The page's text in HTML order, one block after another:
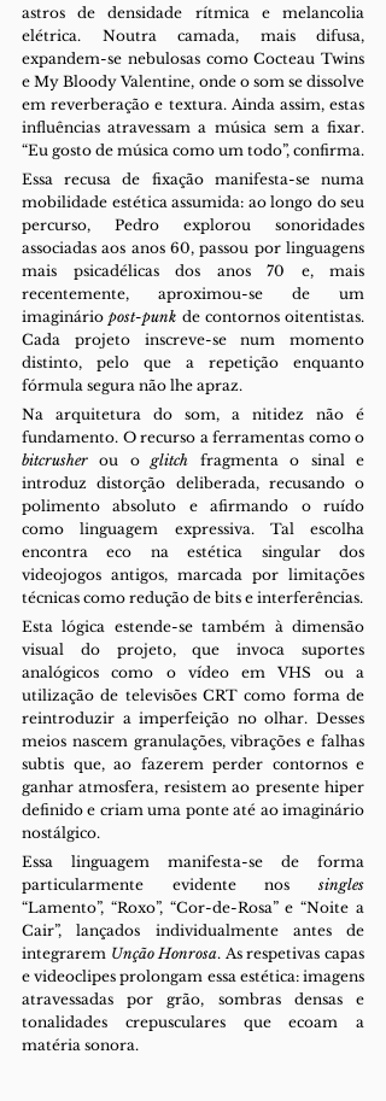
astros de densidade rítmica e melancolia
elétrica. Noutra camada, mais difusa,
expandem-se nebulosas como Cocteau Twins
e My Bloody Valentine, onde o som se dissolve
em reverberação e textura. Ainda assim, estas
influências atravessam a música sem a fixar.
“Eu gosto de música como um todo”, confirma.
Essa recusa de fixação manifesta-se numa
mobilidade estética assumida: ao longo do seu
percurso, Pedro explorou sonoridades
associadas aos anos 60, passou por linguagens
mais psicadélicas dos anos 70 e, mais
recentemente, aproximou-se de um
imaginário post-punk de contornos oitentistas.
Cada projeto inscreve-se num momento
distinto, pelo que a repetição enquanto
fórmula segura não lhe apraz.
Na arquitetura do som, a nitidez não é
bitcrusher ou o glitch fragmenta o sinal e
introduz distorção deliberada, recusando o
polimento absoluto e afirmando o ruído
como linguagem expressiva. Tal escolha
encontra eco na estética singular dos
videojogos antigos, marcada por limitações
técnicas como redução de bits e interferências.
Esta lógica estende-se também à dimensão
visual do projeto, que invoca suportes
analógicos como o vídeo em VHS ou a
utilização de televisões CRT como forma de
reintroduzir a imperfeição no olhar. Desses
meios nascem granulações, vibrações e falhas
subtis que, ao fazerem perder contornos e
ganhar atmosfera, resistem ao presente hiper
definido e criam uma ponte até ao imaginário
nostálgico.
Essa linguagem manifesta-se de forma
particularmente evidente nos
“Lamento”, “Roxo”, “Cor-de-Rosa” e “Noite a
Cair”, lançados individualmente antes de
integrarem Unção Honrosa. As respetivas capas
e videoclipes prolongam essa estética: imagens
atravessadas por grão, sombras densas e
tonalidades crepusculares que ecoam a
matéria sonora.